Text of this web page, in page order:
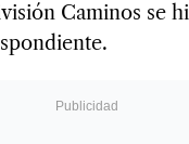
Caminos se